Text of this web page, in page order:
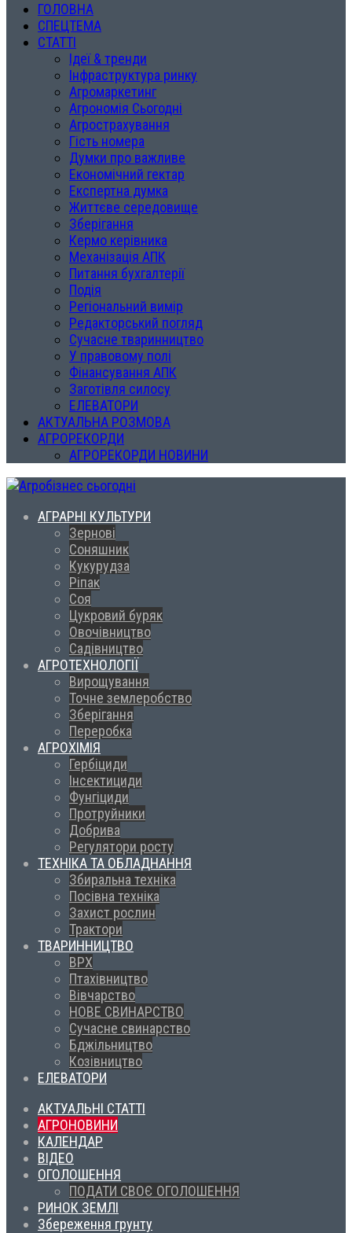
ГОЛОВНА
СПЕЦТЕМА
СТАТТІ
Ідеї & тренди
Інфраструктура ринку
Агромаркетинг
Агрономія Сьогодні
Агрострахування
Гість номера
Думки про важливе
Економічний гектар
Експертна думка
Життєве середовище
Зберігання
Кермо керівника
Механізація АПК
Питання бухгалтерії
Подія
Регіональний вимір
Редакторський погляд
Сучасне тваринництво
У правовому полі
Фінансування АПК
Заготівля силосу
ЕЛЕВАТОРИ
АКТУАЛЬНА РОЗМОВА
АГРОРЕКОРДИ
АГРОРЕКОРДИ НОВИНИ
АГРАРНІ КУЛЬТУРИ
Зернові
Соняшник
Кукурудза
Ріпак
Соя
Цукровий буряк
Овочівництво
Садівництво
АГРОТЕХНОЛОГІЇ
Вирощування
Точне землеробство
Зберігання
Переробка
АГРОХІМІЯ
Гербіциди
Інсектициди
Фунгіциди
Протруйники
Добрива
Регулятори росту
ТЕХНІКА ТА ОБЛАДНАННЯ
Збиральна техніка
Посівна техніка
Захист рослин
Трактори
ТВАРИННИЦТВО
ВРХ
Птахівництво
Вівчарство
НОВЕ СВИНАРСТВО
Сучасне свинарство
Бджільництво
Козівництво
ЕЛЕВАТОРИ
АКТУАЛЬНІ СТАТТІ
АГРОНОВИНИ
КАЛЕНДАР
ВІДЕО
ОГОЛОШЕННЯ
ПОДАТИ СВОЄ ОГОЛОШЕННЯ
РИНОК ЗЕМЛІ
Збереження грунту